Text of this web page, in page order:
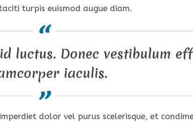
turpis euismod augue diam.
luctus. Donec vestibulum
iaculis.
dolor vel purus scelerisque, et